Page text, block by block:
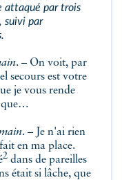
attaqué par trois
suivi par
. – On voit, par
secours est votre
je vous rende
que…
. – Je n'ai rien
en ma place.
2 dans de pareilles
était si lâche, que